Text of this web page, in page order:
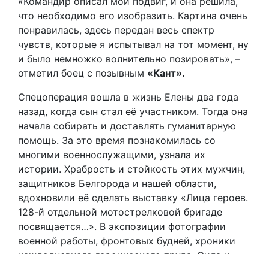
что необходимо его изобразить. Картина очень
понравилась, здесь передан весь спектр
чувств, которые я испытывал на тот момент, ну
и было немножко волнительно позировать», –
отметил боец с позывным «Кант».
Спецоперация вошла в жизнь Елены два года
назад, когда сын стал её участником. Тогда она
начала собирать и доставлять гуманитарную
помощь. За это время познакомилась со
многими военнослужащими, узнала их
истории. Храбрость и стойкость этих мужчин,
защитников Белгорода и нашей области,
вдохновили её сделать выставку «Лица героев.
128-й отдельной мотострелковой бригаде
посвящается…». В экспозиции фотографии
военной работы, фронтовых будней, хроники